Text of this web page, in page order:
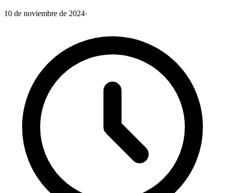
10 de noviembre de 2024·